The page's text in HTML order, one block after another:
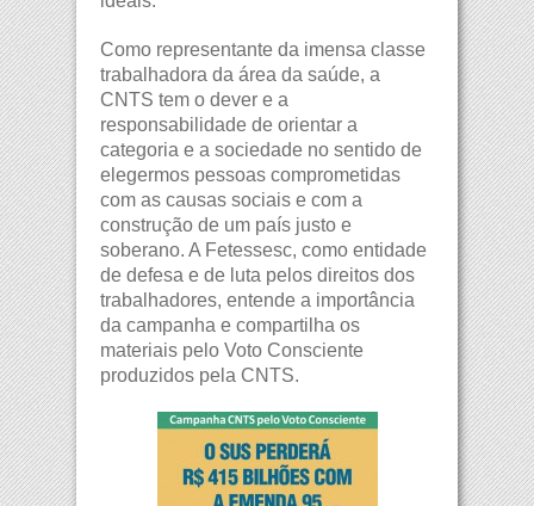
Como representante da imensa classe
trabalhadora da área da saúde, a
CNTS tem o dever e a
responsabilidade de orientar a
categoria e a sociedade no sentido de
elegermos pessoas comprometidas
com as causas sociais e com a
construção de um país justo e
soberano. A Fetessesc, como entidade
de defesa e de luta pelos direitos dos
trabalhadores, entende a importância
da campanha e compartilha os
materiais pelo Voto Consciente
produzidos pela CNTS.